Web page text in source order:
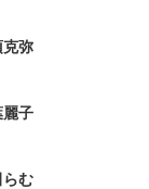
克弥
麗子
らむ